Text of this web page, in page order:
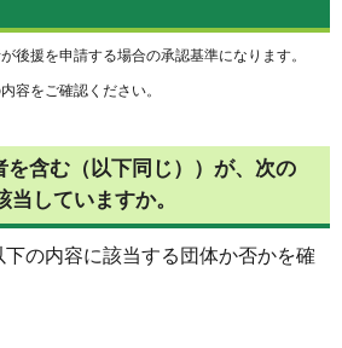
後援を申請する場合の承認基準になります。
容をご確認ください。
含む（以下同じ））が、次の
していますか。
の内容に該当する団体か否かを確